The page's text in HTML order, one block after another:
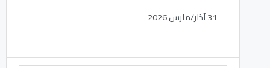
31 آذار/مارس 2026